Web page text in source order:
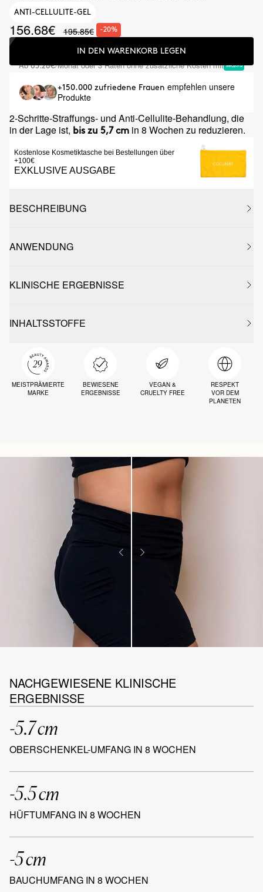
ANTI-CELLULITE-GEL
156.68€ 195.85€ -20%
IN DEN WARENKORB LEGEN
Ab65.28€/Monat oder 3 Raten ohne zusätzliche Kosten mit
+150.000 zufriedene Frauen empfehlen unsere
Produkte
2-Schritte-Straffungs- und Anti-Cellulite-Behandlung, die
in der Lage ist, bis zu 5,7 cm in 8 Wochen zu reduzieren.
Kostenlose Kosmetiktasche bei Bestellungen über
+100€
EXKLUSIVE AUSGABE
BESCHREIBUNG
ANWENDUNG
KLINISCHE ERGEBNISSE
INHALTSSTOFFE
MEISTPRÄMIERTE
MARKE
BEWIESENE
ERGEBNISSE
VEGAN &
CRUELTY FREE
RESPEKT
VOR DEM
PLANETEN
NACHGEWIESENE KLINISCHE
ERGEBNISSE
-5.7 cm
OBERSCHENKEL-UMFANG IN 8 WOCHEN
-5.5 cm
HÜFTUMFANG IN 8 WOCHEN
-5 cm
BAUCHUMFANG IN 8 WOCHEN